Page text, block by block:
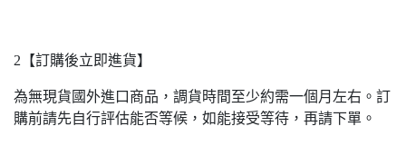
2【訂購後立即進貨】
為無現貨國外進口商品，調貨時間至少約需一個月左右。訂
購前請先自行評估能否等候，如能接受等待，再請下單。